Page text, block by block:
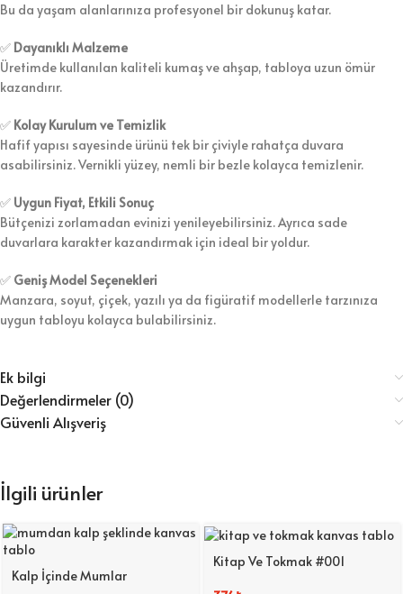
Bu da yaşam alanlarınıza profesyonel bir dokunuş katar.
✅ Dayanıklı Malzeme
Üretimde kullanılan kaliteli kumaş ve ahşap, tabloya uzun ömür
kazandırır.
✅ Kolay Kurulum ve Temizlik
Hafif yapısı sayesinde ürünü tek bir çiviyle rahatça duvara
asabilirsiniz. Vernikli yüzey, nemli bir bezle kolayca temizlenir.
✅ Uygun Fiyat, Etkili Sonuç
Bütçenizi zorlamadan evinizi yenileyebilirsiniz. Ayrıca sade
duvarlara karakter kazandırmak için ideal bir yoldur.
✅ Geniş Model Seçenekleri
Manzara, soyut, çiçek, yazılı ya da figüratif modellerle tarzınıza
uygun tabloyu kolayca bulabilirsiniz.
Ek bilgi
Değerlendirmeler (0)
Güvenli Alışveriş
İlgili ürünler
Kalp İçinde Mumlar
Kitap Ve Tokmak #001